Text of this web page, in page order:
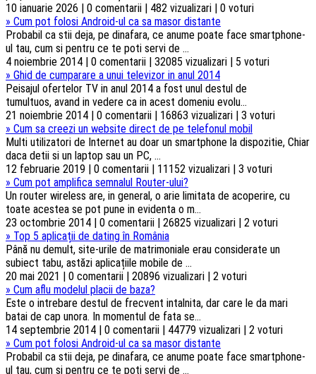
10 ianuarie 2026 | 0 comentarii | 482 vizualizari | 0 voturi
» Cum pot folosi Android-ul ca sa masor distante
Probabil ca stii deja, pe dinafara, ce anume poate face smartphone-
ul tau, cum si pentru ce te poti servi de ...
4 noiembrie 2014 | 0 comentarii | 32085 vizualizari | 5 voturi
» Ghid de cumparare a unui televizor in anul 2014
Peisajul ofertelor TV in anul 2014 a fost unul destul de
tumultuos, avand in vedere ca in acest domeniu evolu...
21 noiembrie 2014 | 0 comentarii | 16863 vizualizari | 3 voturi
» Cum sa creezi un website direct de pe telefonul mobil
Multi utilizatori de Internet au doar un smartphone la dispozitie, Chiar
daca detii si un laptop sau un PC, ...
12 februarie 2019 | 0 comentarii | 11152 vizualizari | 3 voturi
» Cum pot amplifica semnalul Router-ului?
Un router wireless are, in general, o arie limitata de acoperire, cu
toate acestea se pot pune in evidenta o m...
23 octombrie 2014 | 0 comentarii | 26825 vizualizari | 2 voturi
» Top 5 aplicații de dating în România
Până nu demult, site-urile de matrimoniale erau considerate un
subiect tabu, astăzi aplicațiile mobile de ...
20 mai 2021 | 0 comentarii | 20896 vizualizari | 2 voturi
» Cum aflu modelul placii de baza?
Este o intrebare destul de frecvent intalnita, dar care le da mari
batai de cap unora. In momentul de fata se...
14 septembrie 2014 | 0 comentarii | 44779 vizualizari | 2 voturi
» Cum pot folosi Android-ul ca sa masor distante
Probabil ca stii deja, pe dinafara, ce anume poate face smartphone-
ul tau, cum si pentru ce te poti servi de ...